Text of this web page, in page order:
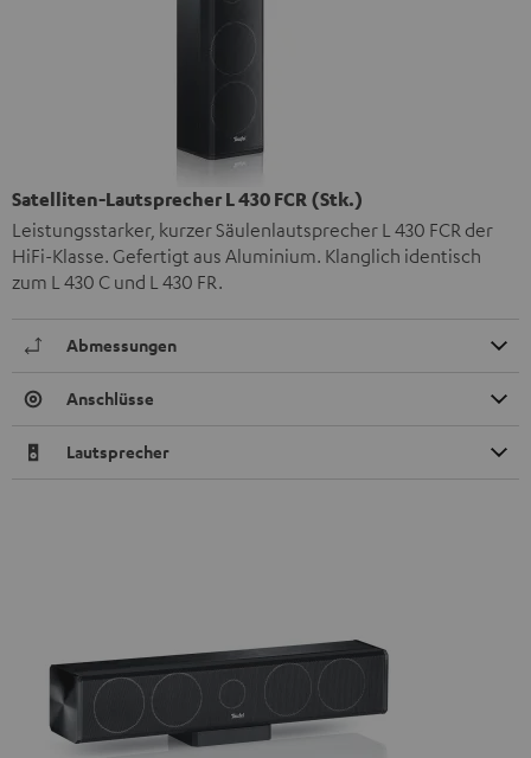
Satelliten-Lautsprecher L 430 FCR (Stk.)
Leistungsstarker, kurzer Säulenlautsprecher L 430 FCR der
HiFi-Klasse. Gefertigt aus Aluminium. Klanglich identisch
zum L 430 C und L 430 FR.
Abmessungen
Anschlüsse
Lautsprecher